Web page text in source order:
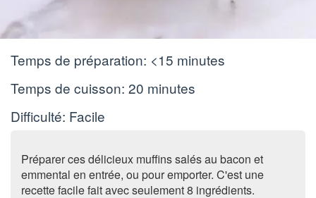
Temps de préparation: <15 minutes
Temps de cuisson: 20 minutes
Difficulté: Facile
Préparer ces délicieux muffins salés au bacon et
emmental en entrée, ou pour emporter. C'est une
recette facile fait avec seulement 8 ingrédients.